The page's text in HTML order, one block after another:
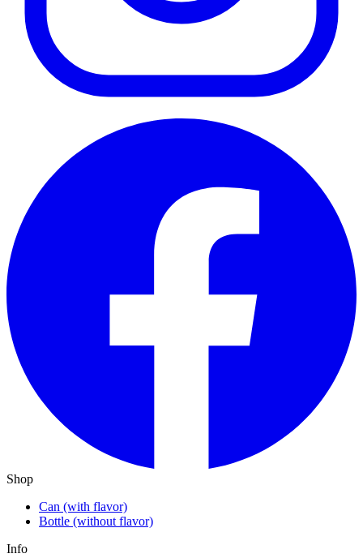
Shop
Can (with flavor)
Bottle (without flavor)
Info